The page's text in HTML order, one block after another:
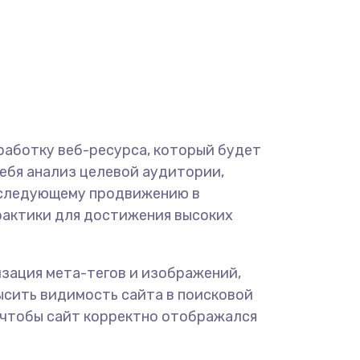
веб-ресурса, который будет
анализ целевой аудитории,
продвижению в
для достижения высоких
мета-тегов и изображений,
видимость сайта в поисковой
сайт корректно отображался